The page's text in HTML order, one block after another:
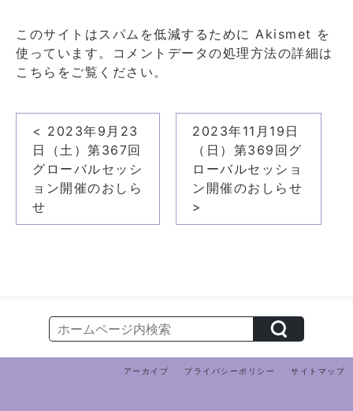
このサイトはスパムを低減するために Akismet を
使っています。
コメントデータの処理方法の詳細は
こちらをご覧ください。
ゲ
< 2023年9月23
日（土）第367回
グローバルセッシ
ョン開催のおしら
せ
2023年11月19日
（日）第369回グ
ローバルセッショ
ン開催のおしらせ
>
アーカイブ プライバシーポリシー サイトマップ